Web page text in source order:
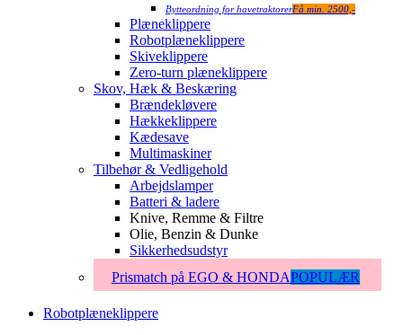
Bytteordning for havetraktorerFå min. 2500,-
Plæneklippere
Robotplæneklippere
Skiveklippere
Zero-turn plæneklippere
Skov, Hæk & Beskæring
Brændekløvere
Hækkeklippere
Kædesave
Multimaskiner
Tilbehør & Vedligehold
Arbejdslamper
Batteri & ladere
Knive, Remme & Filtre
Olie, Benzin & Dunke
Sikkerhedsudstyr
Prismatch på EGO & HONDAPOPULÆR
Robotplæneklippere